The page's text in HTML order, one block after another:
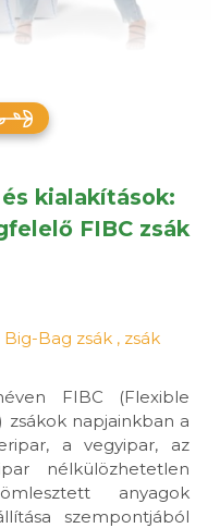
kialakítások:
FIBC zsák
Big-Bag zsák , zsák
FIBC (Flexible
napjainkban a
a vegyipar, az
nélkülözhetetlen
anyagok
szempontjából